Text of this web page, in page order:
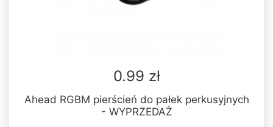
0.99 zł
Ahead RGBM pierścień do pałek perkusyjnych
- WYPRZEDAŻ